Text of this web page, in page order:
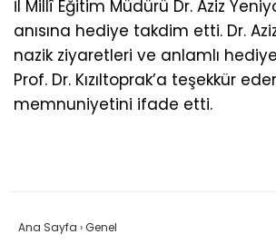
İl Millî Eğitim Müdürü Dr. Aziz
anısına hediye takdim etti. Dr.
nazik ziyaretleri ve anlamlı
Prof. Dr. Kızıltoprak’a teşekkür
memnuniyetini ifade etti.
Ana Sayfa ›Genel